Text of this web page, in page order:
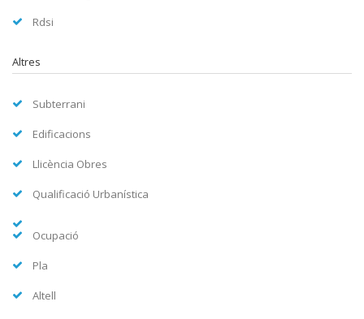
Rdsi
Altres
Subterrani
Edificacions
Llicència Obres
Qualificació Urbanística
Ocupació
Pla
Altell